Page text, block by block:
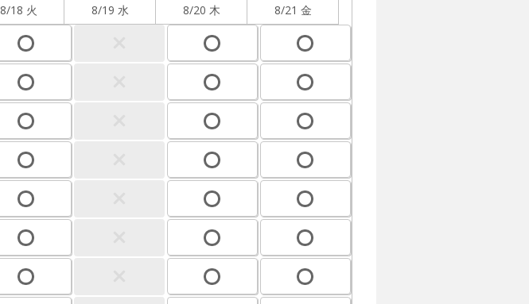
8/18 火 8/19 水 8/20 木 8/21 金